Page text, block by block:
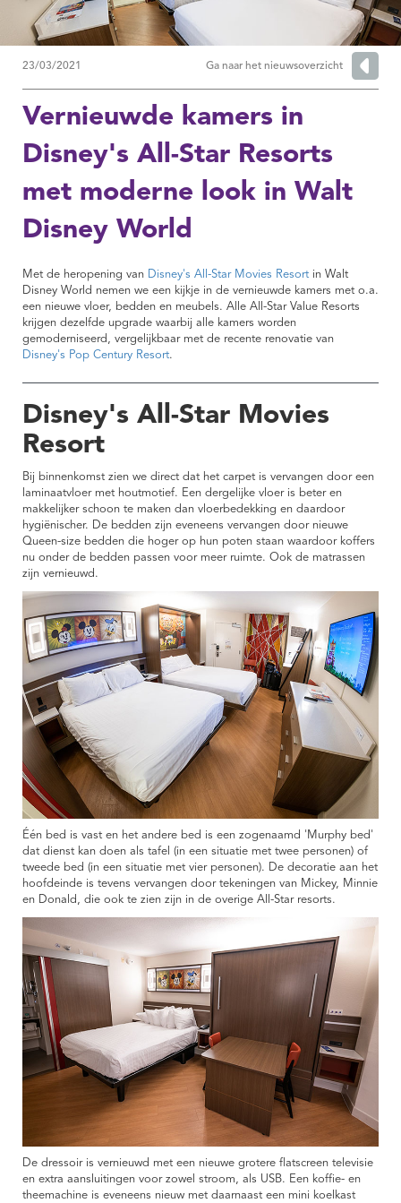
23/03/2021 Ga naar het nieuwsoverzicht
Vernieuwde kamers in
Disney's All-Star Resorts
met moderne look in Walt
Disney World
Met de heropening van Disney's All-Star Movies Resort in Walt
Disney World nemen we een kijkje in de vernieuwde kamers met o.a.
een nieuwe vloer, bedden en meubels. Alle All-Star Value Resorts
krijgen dezelfde upgrade waarbij alle kamers worden
gemoderniseerd, vergelijkbaar met de recente renovatie van
Disney's Pop Century Resort.
Disney's All-Star Movies
Resort
Bij binnenkomst zien we direct dat het carpet is vervangen door een
laminaatvloer met houtmotief. Een dergelijke vloer is beter en
makkelijker schoon te maken dan vloerbedekking en daardoor
hygiënischer. De bedden zijn eveneens vervangen door nieuwe
Queen-size bedden die hoger op hun poten staan waardoor koffers
nu onder de bedden passen voor meer ruimte. Ook de matrassen
zijn vernieuwd.
Één bed is vast en het andere bed is een zogenaamd 'Murphy bed'
dat dienst kan doen als tafel (in een situatie met twee personen) of
tweede bed (in een situatie met vier personen). De decoratie aan het
hoofdeinde is tevens vervangen door tekeningen van Mickey, Minnie
en Donald, die ook te zien zijn in de overige All-Star resorts.
De dressoir is vernieuwd met een nieuwe grotere flatscreen televisie
en extra aansluitingen voor zowel stroom, als USB. Een koffie- en
theemachine is eveneens nieuw met daarnaast een mini koelkast